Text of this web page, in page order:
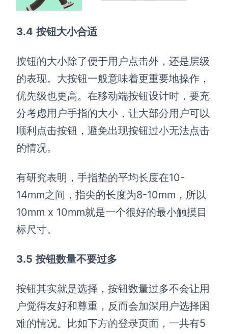
3.4 按钮大小合适
按钮的大小除了便于用户点击外，还是层级
的表现。大按钮一般意味着更重要地操作，
优先级也更高。在移动端按钮设计时，要充
分考虑用户手指的大小，让大部分用户可以
顺利点击按钮，避免出现按钮过小无法点击
的情况。
有研究表明，手指垫的平均长度在10-
14mm之间，指尖的长度为8-10mm，所以
10mm x 10mm就是一个很好的最小触摸目
标尺寸。
3.5 按钮数量不要过多
按钮其实就是选择，按钮数量过多不会让用
户觉得友好和尊重，反而会加深用户选择困
难的情况。比如下方的登录页面，一共有5